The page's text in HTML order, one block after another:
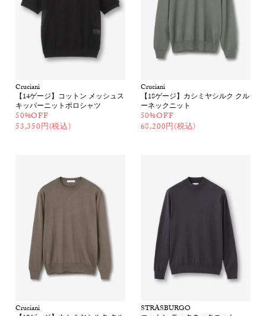
Cruciani
【14ゲージ】コットン メッシュス
キッパーニットポロシャツ
50%OFF
53,350円(税込)
Cruciani
【18ゲージ】カシミヤシルク クル
ーネックニット
50%OFF
68,200円(税込)
Cruciani
STRASBURGO